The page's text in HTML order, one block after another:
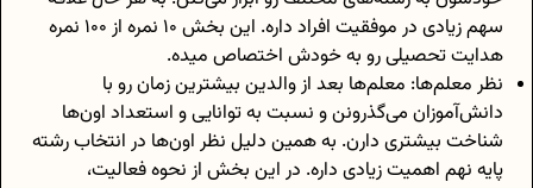
سهم زیادی در موفقیت افراد داره. این بخش 10 نمره از 100 نمره
هدایت تحصیلی رو به خودش اختصاص میده.
نظر معلم‌ها: معلم‌ها بعد از والدین بیشترین زمان رو با
دانش‌آموزان می‌گذرونن و نسبت به توانایی و استعداد اون‌ها
شناخت بیشتری دارن. به همین دلیل نظر اون‌ها در انتخاب رشته
پایه نهم اهمیت زیادی داره. در این بخش از نحوه فعالیت،